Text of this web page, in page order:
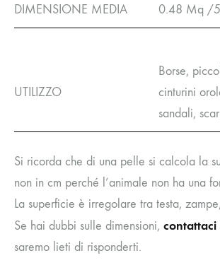
DIMENSIONE MEDIA 0.48 Mq /
UTILIZZO
Borse,
cinturini
sandali,
Si ricorda che di una pelle si calcola la
non in cm perché l’animale non ha una
La superficie è irregolare tra testa,
Se hai dubbi sulle dimensioni,
saremo lieti di risponderti.